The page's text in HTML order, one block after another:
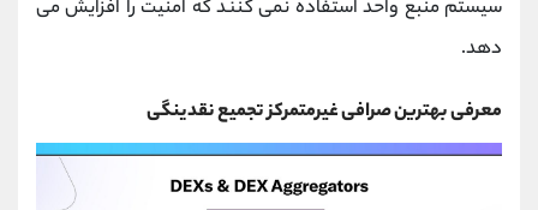
سیستم منبع واحد استفاده نمی کنند که امنیت را افزایش می
دهد.
معرفی بهترین صرافی غیرمتمرکز تجمیع نقدینگی